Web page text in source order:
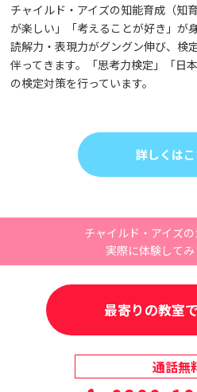
チャイルド・アイズの知能育成（知
が楽しい」「考えることが好き」が
読解力・表現力がグングン伸び、検
伴ってきます。「思考力検定」「日
の検定対策を行っています。
詳しくは
チャイルド・アイズ
実際に体験してみ
最寄りの教室
通話無